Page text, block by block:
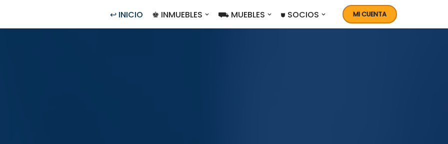
↩ INICIO ♚ INMUEBLES ⛟ MUEBLES ⛊ SOCIOS MI CUENTA